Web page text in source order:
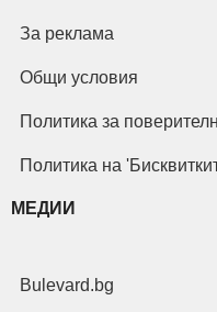
За реклама
Общи условия
Политика за
Политика на
МЕДИИ
Bulevard.bg